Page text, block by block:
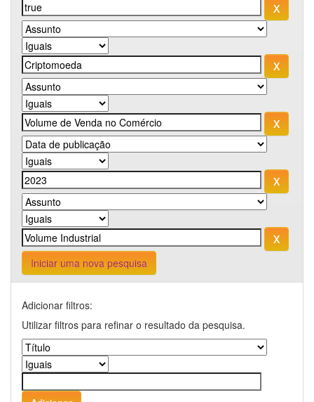
Iniciar uma nova pesquisa
Adicionar filtros:
Utilizar filtros para refinar o resultado da pesquisa.